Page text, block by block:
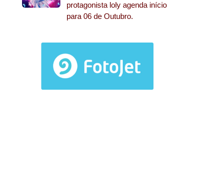
protagonista loly agenda início
para 06 de Outubro.